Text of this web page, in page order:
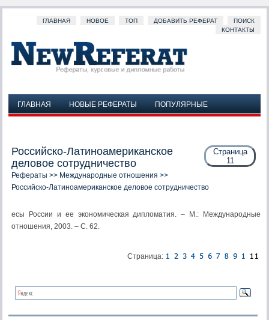
ГЛАВНАЯ НОВОЕ ТОП ДОБАВИТЬ РЕФЕРАТ
ПОИСК
КОНТАКТЫ
ГЛАВНАЯ НОВЫЕ РЕФЕРАТЫ
ПОПУЛЯРНЫЕ
Страница
11
Российско-Латиноамериканское
деловое сотрудничество
Рефераты >> Международные отношения >>
Российско-Латиноамериканское деловое сотрудничество
есы России и ее экономическая дипломатия. – М.: Международные
отношения, 2003. – С. 62.
Страница: